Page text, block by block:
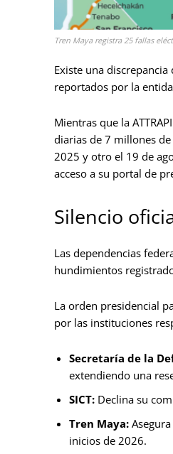
Tren Maya registra 25 fallas
Existe una
reportados por la
Mientras que la
diarias de 7 millones
2025 y otro el 19 de
acceso a su portal de
Silencio
Las dependencias
hundimientos
La orden presidencial
por las instituciones
Secretaría de la
extendiendo una
SICT: Declina su
Tren Maya:
inicios de 2026.